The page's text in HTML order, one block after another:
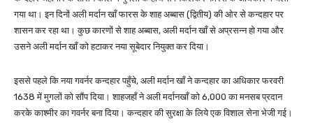
गया था। इन दिनों अली मर्दान खाँ फारस के शाह अब्बास (द्वितीय) की ओर से कन्दहार पर
शासन कर रहा था। कुछ कारणों से शाह अब्बास, अली मर्दान खाँ से अप्रसन्न हो गया और
उसने अली मर्दान खाँ को हटाकर नया सूबेदार नियुक्त कर दिया।
इससे पहले कि नया गवर्नर कन्दहार पहुँचे, अली मर्दान खाँ ने कन्दहार का अधिकार फरवरी
1638 में मुगलों को सौंप दिया। शाहजहाँ ने अली मर्दानखाँ को 6,000 का मनसब प्रदान
करके काश्मीर का गवर्नर बना दिया। कन्दहार की सुरक्षा के लिये एक विशाल सेना भेजी गई।